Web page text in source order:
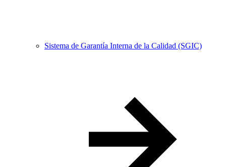
Sistema de Garantía Interna de la Calidad (SGIC)